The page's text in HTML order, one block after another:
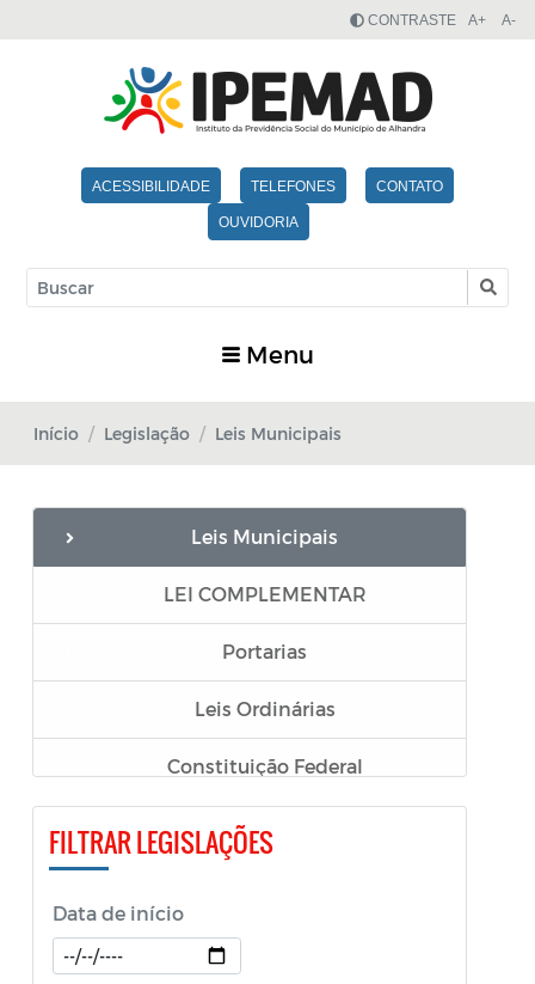
ACESSIBILIDADE TELEFONES CONTATO
OUVIDORIA
CONTRASTE A+ A-
Menu
Início Legislação Leis Municipais
Leis Municipais
LEI COMPLEMENTAR
Portarias
Leis Ordinárias
Constituição Federal
Decretos
Código Tributario
FILTRAR LEGISLAÇÕES
Data de início